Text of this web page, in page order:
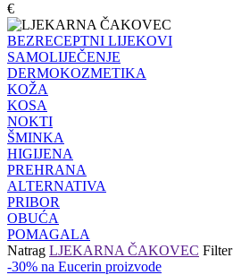
€
BEZRECEPTNI LIJEKOVI
SAMOLIJEČENJE
DERMOKOZMETIKA
KOŽA
KOSA
NOKTI
ŠMINKA
HIGIJENA
PREHRANA
ALTERNATIVA
PRIBOR
OBUĆA
POMAGALA
Natrag LJEKARNA ČAKOVEC Filter
-30% na Eucerin proizvode